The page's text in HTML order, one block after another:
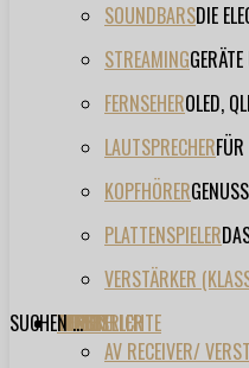
SOUNDBARSDIE
STREAMING
FERNSEHEROLED,
LAUTSPRECHER
KOPFHÖRER
PLATTENSPIELER
VERSTÄRKER
TESTBERICHTE
AV RECEIVER/
FORUM
FILME
VIDEOS
HERSTELLER
EVENT
SUCHEN ...